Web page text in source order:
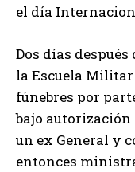
el día
Dos días
la Escuela
fúnebres por
bajo
un ex General y
entonces